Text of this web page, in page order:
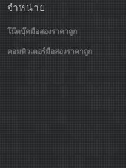
จำหน่าย
โน๊ตบุ๊คมือสองราคาถูก
คอมพิวเตอร์มือสองราคาถูก